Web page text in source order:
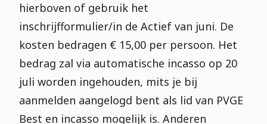
hierboven of gebruik het
inschrijfformulier/in de Actief van juni. De
kosten bedragen € 15,00 per persoon. Het
bedrag zal via automatische incasso op 20
juli worden ingehouden, mits je bij
aanmelden aangelogd bent als lid van PVGE
Best en incasso mogelijk is. Anderen